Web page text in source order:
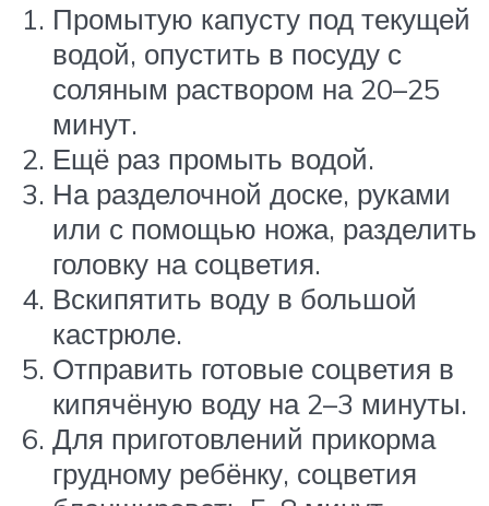
Промытую капусту под текущей
водой, опустить в посуду с
соляным раствором на 20–25
минут.
Ещё раз промыть водой.
На разделочной доске, руками
или с помощью ножа, разделить
головку на соцветия.
Вскипятить воду в большой
кастрюле.
Отправить готовые соцветия в
кипячёную воду на 2–3 минуты.
Для приготовлений прикорма
грудному ребёнку, соцветия